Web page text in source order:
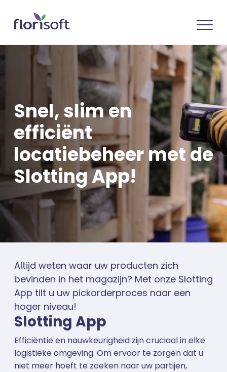
Snel, slim en
efficiënt
locatiebeheer met de
Slotting App!
Altijd weten waar uw producten zich
bevinden in het magazijn? Met onze Slotting
App tilt u uw pickorderproces naar een
hoger niveau!
Slotting App
Efficiëntie en nauwkeurigheid zijn cruciaal in elke
logistieke omgeving. Om ervoor te zorgen dat u
niet meer hoeft te zoeken naar uw partijen,